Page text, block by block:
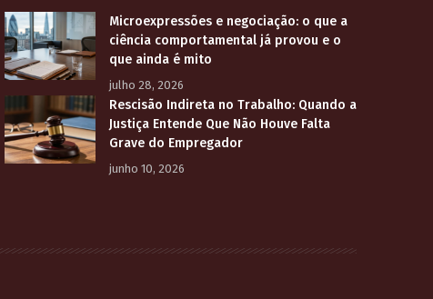
Microexpressões e negociação: o que a
ciência comportamental já provou e o
que ainda é mito
julho 28, 2026
Rescisão Indireta no Trabalho: Quando a
Justiça Entende Que Não Houve Falta
Grave do Empregador
junho 10, 2026